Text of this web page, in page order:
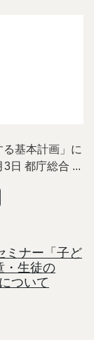
る基本計画」に
日 都庁総合 ...
ミナー「子ど
・生徒の
ついて